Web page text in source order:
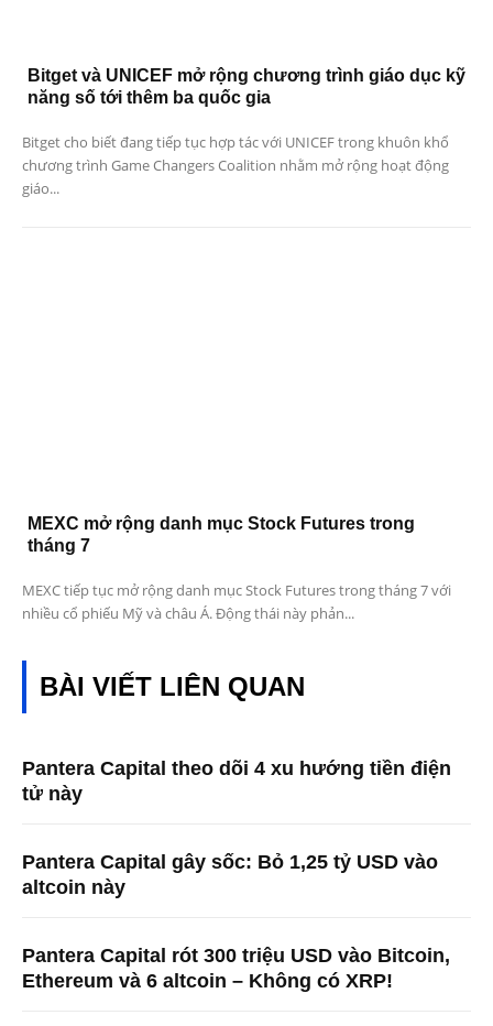
Bitget và UNICEF mở rộng chương trình giáo dục kỹ
năng số tới thêm ba quốc gia
Bitget cho biết đang tiếp tục hợp tác với UNICEF trong khuôn khổ
chương trình Game Changers Coalition nhằm mở rộng hoạt động
giáo...
MEXC mở rộng danh mục Stock Futures trong
tháng 7
MEXC tiếp tục mở rộng danh mục Stock Futures trong tháng 7 với
nhiều cổ phiếu Mỹ và châu Á. Động thái này phản...
BÀI VIẾT LIÊN QUAN
Pantera Capital theo dõi 4 xu hướng tiền điện
tử này
Pantera Capital gây sốc: Bỏ 1,25 tỷ USD vào
altcoin này
Pantera Capital rót 300 triệu USD vào Bitcoin,
Ethereum và 6 altcoin – Không có XRP!